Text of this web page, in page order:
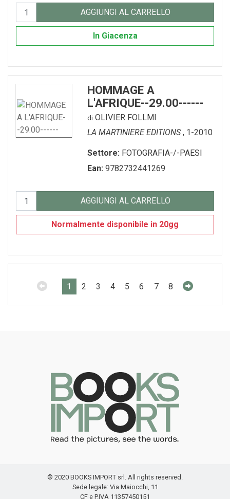
AGGIUNGI AL CARRELLO
In Giacenza
HOMMAGE A
L'AFRIQUE--29.00------
di OLIVIER FOLLMI
LA MARTINIERE EDITIONS , 1-2010
Settore: FOTOGRAFIA-/-PAESI
Ean: 9782732441269
AGGIUNGI AL CARRELLO
Normalmente disponibile in 20gg
1 2 3 4 5 6 7 8
© 2020 BOOKS IMPORT srl. All rights reserved.
Sede legale: Via Maiocchi, 11
CF e P.IVA 11357450151